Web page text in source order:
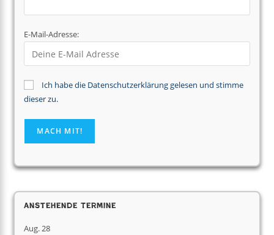
E-Mail-Adresse:
Ich habe die Datenschutzerklärung gelesen und stimme
dieser zu.
Anstehende Termine
Aug.28